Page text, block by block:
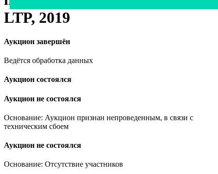
LTP, 2019
Аукцион завершён
Ведётся обработка данных
Аукцион состоялся
Аукцион не состоялся
Основание: Аукцион признан непроведенным, в связи с
техническим сбоем
Аукцион не состоялся
Основание: Отсутствие участников